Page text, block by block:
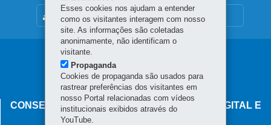
MAPA DO SITE
Navegação
principal
CONSELHO ESTADUAL DE GOVERNANÇA DIGITAL E
SEGURANÇA DA INFORMAÇÃO
Esses cookies nos ajudam a entender
como os visitantes interagem com nosso
site. As informações são coletadas
anonimamente, não identificam o
visitante.
Propaganda
Cookies de propaganda são usados para
rastrear preferências dos visitantes em
nosso Portal relacionadas com vídeos
institucionais exibidos através do
YouTube.